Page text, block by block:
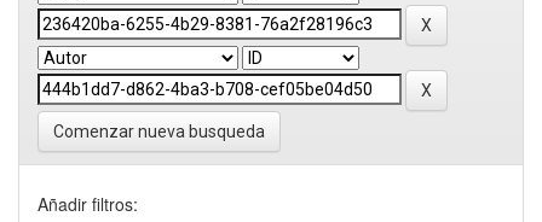
Comenzar nueva busqueda
Añadir filtros: